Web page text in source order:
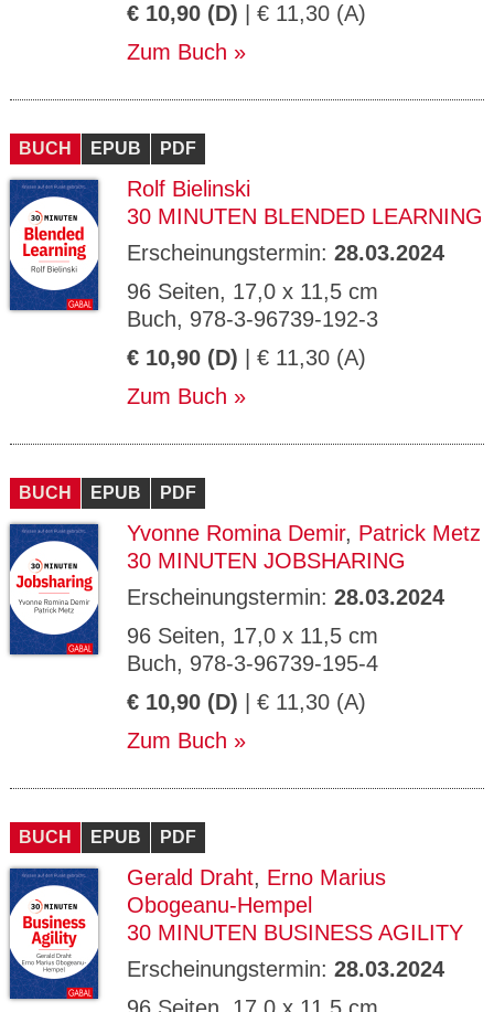
€ 10,90 (D) | € 11,30 (A)
Zum Buch
BUCH EPUB PDF
Rolf Bielinski
30 MINUTEN BLENDED LEARNING
Erscheinungstermin: 28.03.2024
96 Seiten, 17,0 x 11,5 cm
Buch, 978-3-96739-192-3
€ 10,90 (D) | € 11,30 (A)
Zum Buch
BUCH EPUB PDF
Yvonne Romina Demir, Patrick Metz
30 MINUTEN JOBSHARING
Erscheinungstermin: 28.03.2024
96 Seiten, 17,0 x 11,5 cm
Buch, 978-3-96739-195-4
€ 10,90 (D) | € 11,30 (A)
Zum Buch
BUCH EPUB PDF
Gerald Draht, Erno Marius
Obogeanu-Hempel
30 MINUTEN BUSINESS AGILITY
Erscheinungstermin: 28.03.2024